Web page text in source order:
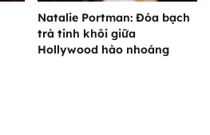
Natalie Portman: Đóa bạch
trà tinh khôi giữa
Hollywood hào nhoáng